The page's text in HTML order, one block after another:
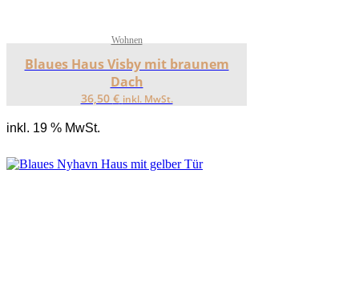
Wohnen
Blaues Haus Visby mit braunem
Dach
36,50 € inkl. MwSt.
inkl. 19 % MwSt.